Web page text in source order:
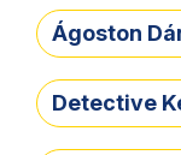
Ágoston
Detective